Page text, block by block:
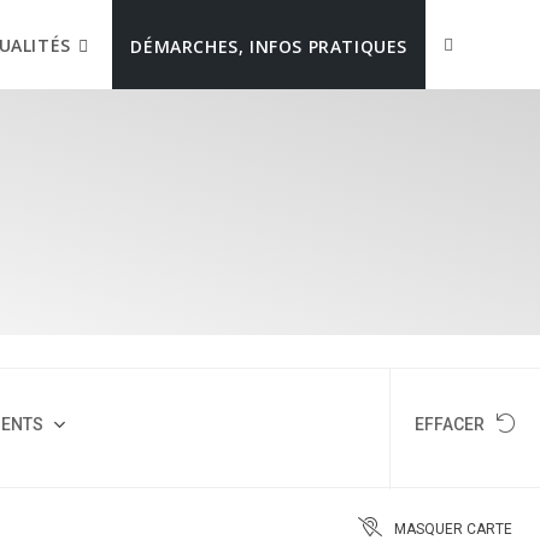
DÉMARCHES, INFOS PRATIQUES
EFFACER
MASQUER CARTE